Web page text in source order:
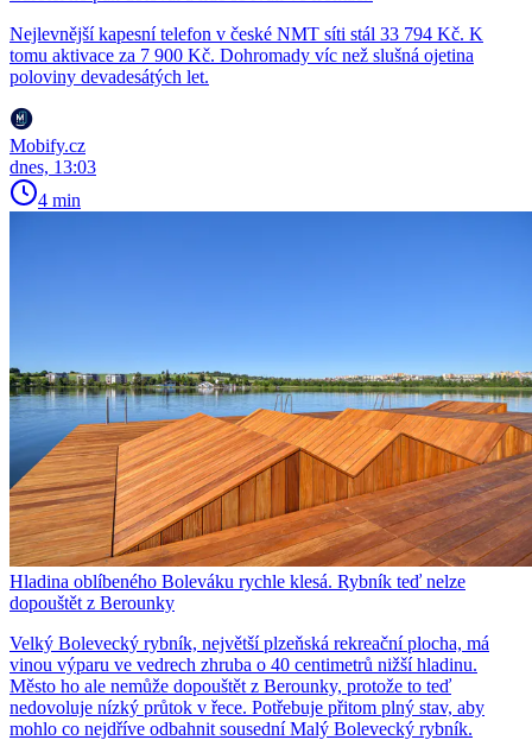
Nejlevnější kapesní telefon v české NMT síti stál 33 794 Kč. K
tomu aktivace za 7 900 Kč. Dohromady víc než slušná ojetina
poloviny devadesátých let.
Mobify.cz
dnes, 13:03
4 min
Hladina oblíbeného Boleváku rychle klesá. Rybník teď nelze
dopouštět z Berounky
Velký Bolevecký rybník, největší plzeňská rekreační plocha, má
vinou výparu ve vedrech zhruba o 40 centimetrů nižší hladinu.
Město ho ale nemůže dopouštět z Berounky, protože to teď
nedovoluje nízký průtok v řece. Potřebuje přitom plný stav, aby
mohlo co nejdříve odbahnit sousední Malý Bolevecký rybník.